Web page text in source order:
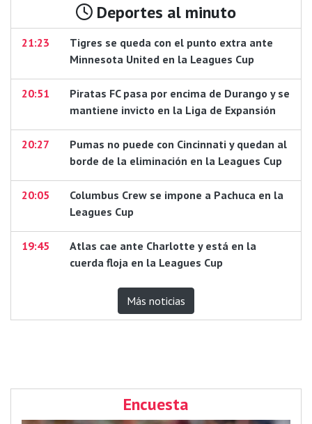
Deportes al minuto
21:23
Tigres se queda con el punto extra ante
Minnesota United en la Leagues Cup
20:51
Piratas FC pasa por encima de Durango y se
mantiene invicto en la Liga de Expansión
20:27
Pumas no puede con Cincinnati y quedan al
borde de la eliminación en la Leagues Cup
20:05
Columbus Crew se impone a Pachuca en la
Leagues Cup
19:45
Atlas cae ante Charlotte y está en la
cuerda floja en la Leagues Cup
Más noticias
Encuesta